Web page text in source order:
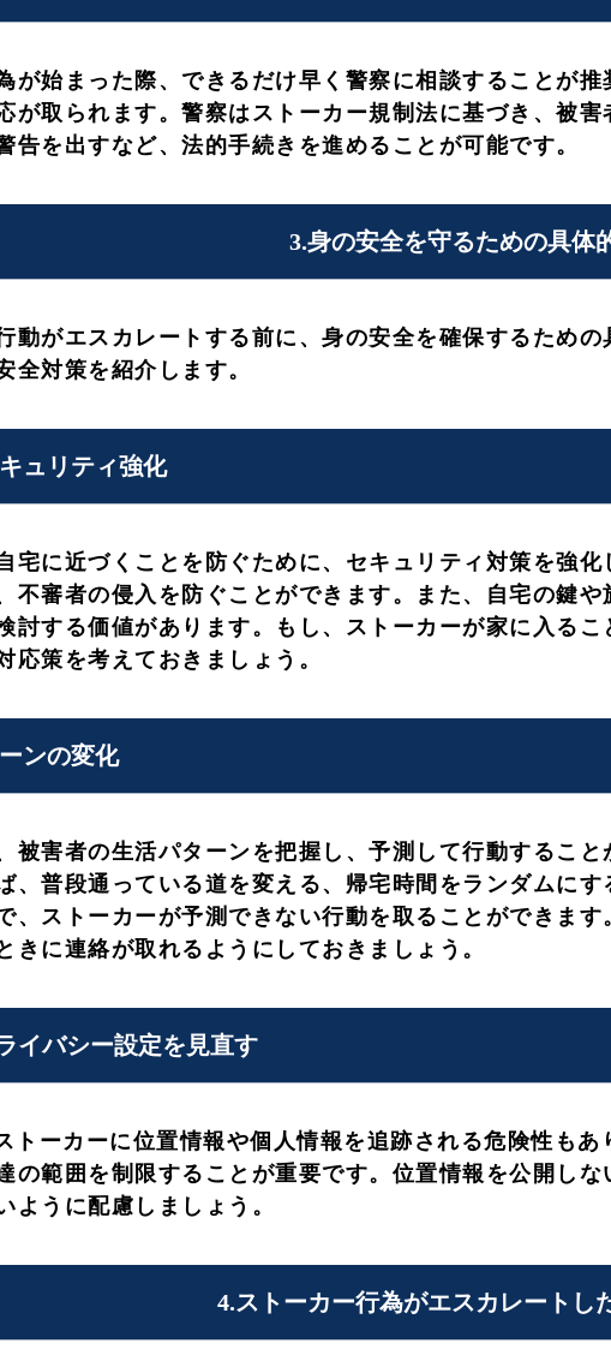
が始まった際、できるだけ早く警察に相談することが
が取られます。警察はストーカー規制法に基づき、被
告を出すなど、法的手続きを進めることが可能です。
3.身の安全を守るための具体
動がエスカレートする前に、身の安全を確保するため
全対策を紹介します。
ュリティ強化
宅に近づくことを防ぐために、セキュリティ対策を強
不審者の侵入を防ぐことができます。また、自宅の鍵
討する価値があります。もし、ストーカーが家に入る
応策を考えておきましょう。
ンの変化
被害者の生活パターンを把握し、予測して行動するこ
、普段通っている道を変える、帰宅時間をランダムに
、ストーカーが予測できない行動を取ることができま
きに連絡が取れるようにしておきましょう。
イバシー設定を見直す
トーカーに位置情報や個人情報を追跡される危険性も
の範囲を制限することが重要です。位置情報を公開し
ように配慮しましょう。
4.ストーカー行為がエスカレートし